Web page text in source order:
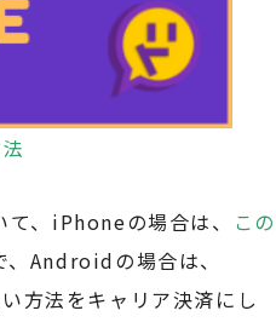
、iPhoneの場合は、
この
Androidの場合は、
方法をキャリア決済にし